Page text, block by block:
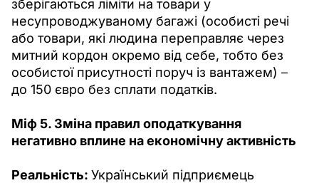
зберігаються ліміти на товари у
несупроводжуваному багажі (особисті речі
або товари, які людина переправляє через
митний кордон окремо від себе, тобто без
особистої присутності поруч із вантажем) –
до 150 євро без сплати податків.
Міф 5. Зміна правил оподаткування
негативно вплине на економічну активність
Реальність: Український підприємець